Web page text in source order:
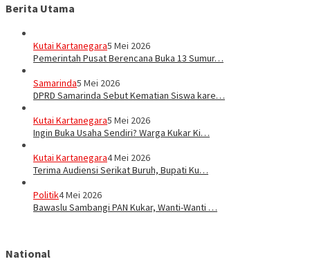
Berita Utama
Kutai Kartanegara5 Mei 2026
Pemerintah Pusat Berencana Buka 13 Sumur…
Samarinda5 Mei 2026
DPRD Samarinda Sebut Kematian Siswa kare…
Kutai Kartanegara5 Mei 2026
Ingin Buka Usaha Sendiri? Warga Kukar Ki…
Kutai Kartanegara4 Mei 2026
Terima Audiensi Serikat Buruh, Bupati Ku…
Politik4 Mei 2026
Bawaslu Sambangi PAN Kukar, Wanti-Wanti …
National